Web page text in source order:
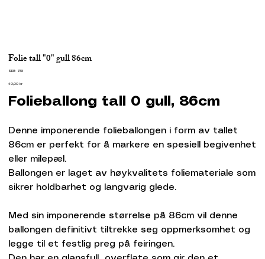
Folie tall "0" gull 86cm
SKU:
SKU
768
Pris
40,00 kr
Folieballong tall 0 gull, 86cm
Denne imponerende folieballongen i form av tallet
86cm er perfekt for å markere en spesiell begivenhet
eller milepæl.
Ballongen er laget av høykvalitets foliemateriale som
sikrer holdbarhet og langvarig glede.
Med sin imponerende størrelse på 86cm vil denne
ballongen definitivt tiltrekke seg oppmerksomhet og
legge til et festlig preg på feiringen.